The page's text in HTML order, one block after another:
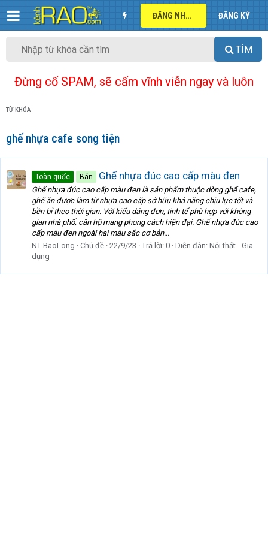
ĐĂNG NHẬP ĐĂNG KÝ
TÌM
Đừng cố SPAM, sẽ cấm vĩnh viễn ngay và luôn
TỪ KHÓA
ghế nhựa cafe song tiện
Toàn quốc Bán Ghế nhựa đúc cao cấp màu đen
Ghế nhựa đúc cao cấp màu đen là sản phẩm thuộc dòng ghế cafe,
ghế ăn được làm từ nhựa cao cấp sở hữu khả năng chịu lực tốt và
bền bỉ theo thời gian. Với kiếu dáng đơn, tinh tế phù hợp với không
gian nhà phố, căn hộ mang phong cách hiện đại. Ghế nhựa đúc cao
cấp màu đen ngoài hai màu sắc cơ bản...
NT BaoLong
Chủ đề 22/9/23 Trả lời: 0 Diễn đàn: Nội thất - Gia
dụng